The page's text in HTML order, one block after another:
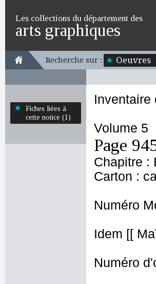
Les collections du département des
arts graphiques
Recherche sur : Oeuvres
Fiches liées à
cette notice (1)
Inventaire
Volume 5
Page
Chapitre :
Carton :
Numéro
Idem [[
Numéro